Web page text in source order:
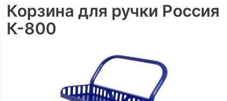
Корзина для ручки Россия
К-800